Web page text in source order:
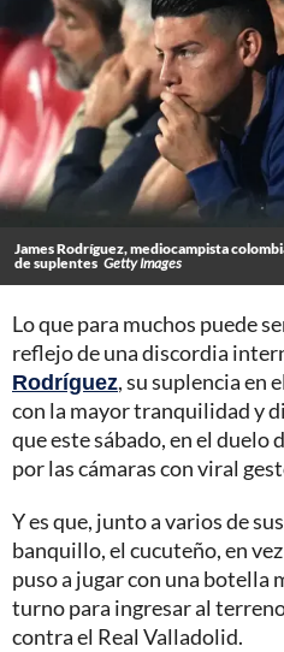
James Rodríguez, mediocampista
de suplentes Getty Images
Lo que para muchos puede
reflejo de una discordia
Rodríguez, su suplencia en el
con la mayor tranquilidad y
que este sábado, en el duelo
por las cámaras con viral
Y es que, junto a varios de
banquillo, el cucuteño, en vez
puso a jugar con una botella
turno para ingresar al
contra el Real Valladolid.